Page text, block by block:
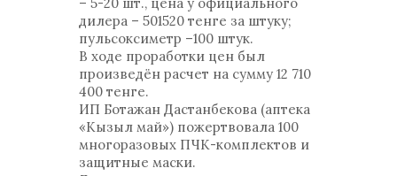
дилера – 501520 тенге за штуку;
пульсоксиметр –100 штук.
В ходе проработки цен был
произведён расчет на сумму 12 710
400 тенге.
ИП Ботажан Дастанбекова (аптека
«Кызыл май») пожертвовала 100
многоразовых ПЧК-комплектов и
защитные маски.